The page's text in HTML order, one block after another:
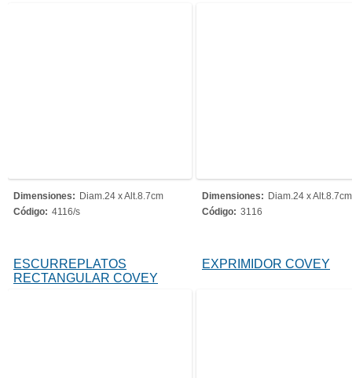
Dimensiones: Diam.24 x Alt.8.7cm
Código: 4116/s
Dimensiones: Diam.24 x Alt.8.7cm
Código: 3116
ESCURREPLATOS
RECTANGULAR COVEY
EXPRIMIDOR COVEY